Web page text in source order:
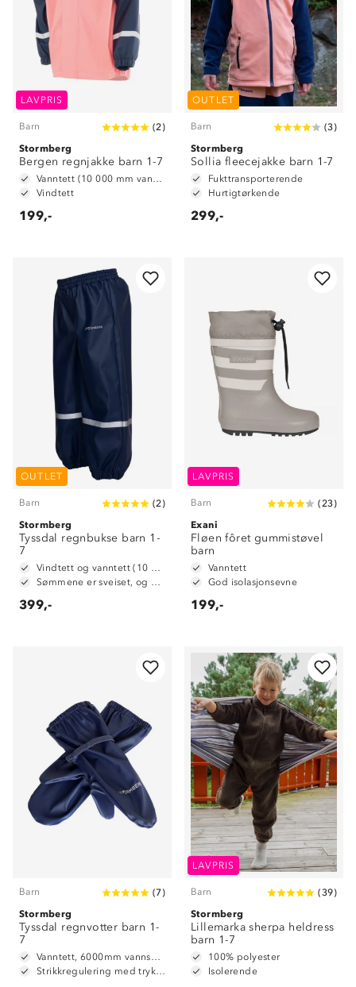
LAVPRIS
Barn (2)
Stormberg
Bergen regnjakke barn 1-7
Vanntett (10 000 mm vannsøyle)
Vindtett
199,-
OUTLET
Barn (3)
Stormberg
Sollia fleecejakke barn 1-7
Fukttransporterende
Hurtigtørkende
299,-
OUTLET
Barn (2)
Stormberg
Tyssdal regnbukse barn 1-
7
Vindtett og vanntett (10 000 mm vannsøyle)
Sømmene er sveiset, og dermed vanntette
399,-
LAVPRIS
Barn (23)
Exani
Fløen fôret gummistøvel
barn
Vanntett
God isolasjonsevne
199,-
Barn (7)
Stormberg
Tyssdal regnvotter barn 1-
7
Vanntett, 6000mm vannsøyle
Strikkregulering med trykknapp
LAVPRIS
Barn (39)
Stormberg
Lillemarka sherpa heldress
barn 1-7
100% polyester
Isolerende